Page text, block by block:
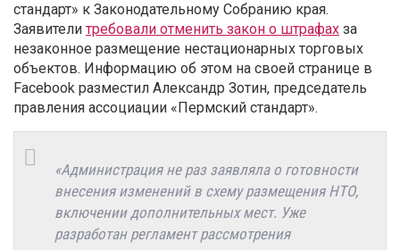
стандарт» к Законодательному Собранию края.
Заявители требовали отменить закон о штрафах за
незаконное размещение нестационарных торговых
объектов. Информацию об этом на своей странице в
Facebook разместил Александр Зотин, председатель
правления ассоциации «Пермский стандарт».
«Администрация не раз заявляла о готовности
внесения изменений в схему размещения НТО,
включении дополнительных мест. Уже
разработан регламентрассмотрения